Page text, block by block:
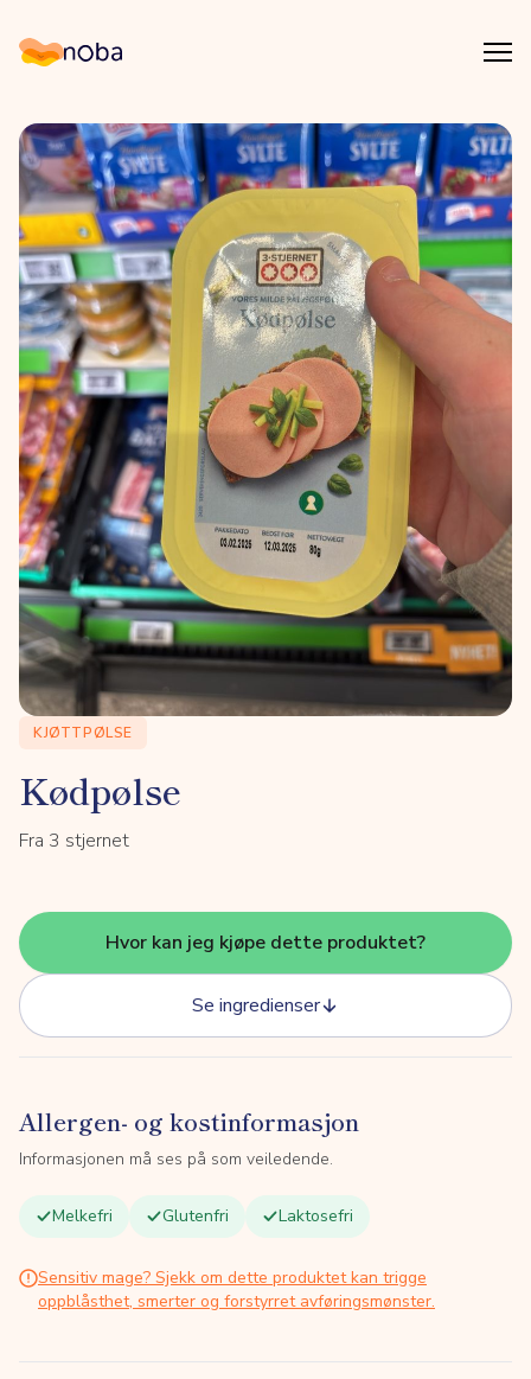
Noba
KJØTTPØLSE
Kødpølse
Fra 3 stjernet
Hvor kan jeg kjøpe dette produktet?
Se ingredienser
Allergen- og kostinformasjon
Informasjonen må ses på som veiledende.
Melkefri Glutenfri Laktosefri
Sensitiv mage? Sjekk om dette produktet kan trigge
oppblåsthet, smerter og forstyrret avføringsmønster.